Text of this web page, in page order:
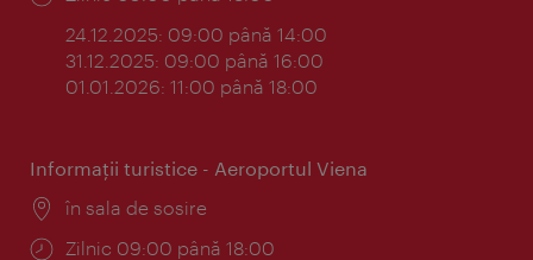
24.12.2025: 09:00 până 14:00
31.12.2025: 09:00 până 16:00
01.01.2026: 11:00 până 18:00
Informaţii turistice - Aeroportul Viena
Locul:
în sala de sosire
Program:
Zilnic 09:00 până 18:00